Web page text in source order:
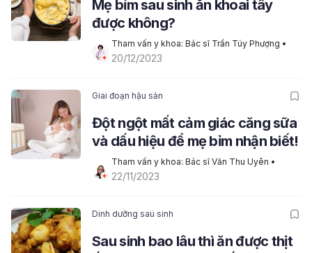
Mẹ bỉm sau sinh ăn khoai tây
được không?
Tham vấn y khoa: Bác sĩ Trần Túy Phượng
20/12/2023
Giai đoạn hậu sản
Đột ngột mất cảm giác căng sữa
và dấu hiệu để mẹ bỉm nhận biết!
Tham vấn y khoa: Bác sĩ Văn Thu Uyên
22/11/2023
Dinh dưỡng sau sinh
Sau sinh bao lâu thì ăn được thịt